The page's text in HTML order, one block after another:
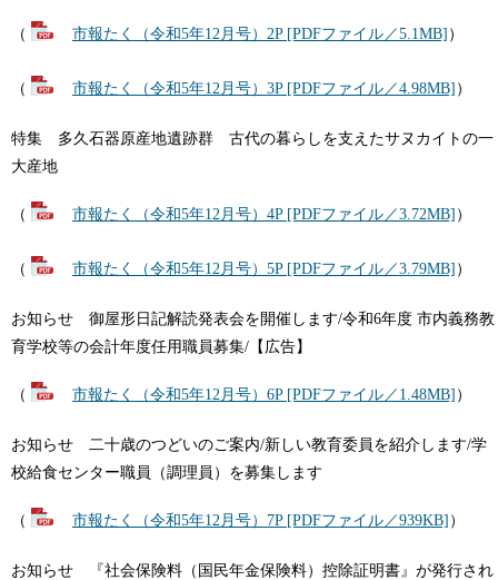
（ 市報たく（令和5年12月号）2P [PDFファイル／5.1MB] ）
（ 市報たく（令和5年12月号）3P [PDFファイル／4.98MB] ）
特集 多久石器原産地遺跡群 古代の暮らしを支えたサヌカイトの一
大産地
（ 市報たく（令和5年12月号）4P [PDFファイル／3.72MB] ）
（ 市報たく（令和5年12月号）5P [PDFファイル／3.79MB] ）
お知らせ 御屋形日記解読発表会を開催します/令和6年度 市内義務教
育学校等の会計年度任用職員募集/【広告】
（ 市報たく（令和5年12月号）6P [PDFファイル／1.48MB] ）
お知らせ 二十歳のつどいのご案内/新しい教育委員を紹介します/学
校給食センター職員（調理員）を募集します
（ 市報たく（令和5年12月号）7P [PDFファイル／939KB] ）
お知らせ 『社会保険料（国民年金保険料）控除証明書』が発行され